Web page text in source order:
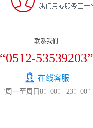
联系我们
“0512-53539203”
在线客服
"周一至周日8：00：-23：00"